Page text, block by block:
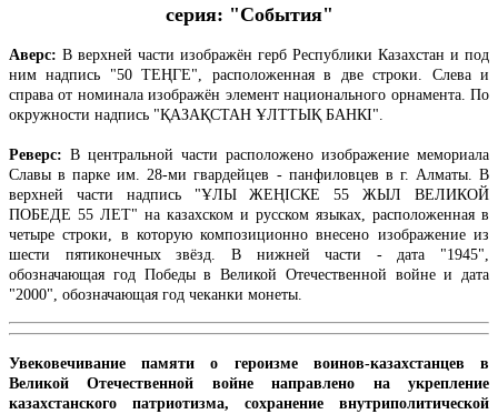
серия: "События"
Аверс: В верхней части изображён герб Республики Казахстан и под
ним надпись "50 ТЕҢГЕ", расположенная в две строки. Слева и
справа от номинала изображён элемент национального орнамента. По
окружности надпись "ҚАЗАҚСТАН ҰЛТТЫҚ БАНКІ".
Реверс: В центральной части расположено изображение мемориала
Славы в парке им. 28-ми гвардейцев - панфиловцев в г. Алматы. В
верхней части надпись "ҰЛЫ ЖЕҢІСКЕ 55 ЖЫЛ ВЕЛИКОЙ
ПОБЕДЕ 55 ЛЕТ" на казахском и русском языках, расположенная в
четыре строки, в которую композиционно внесено изображение из
шести пятиконечных звёзд. В нижней части - дата "1945",
обозначающая год Победы в Великой Отечественной войне и дата
"2000", обозначающая год чеканки монеты.
Увековечивание памяти о героизме воинов-казахстанцев в
Великой Отечественной войне направлено на укрепление
казахстанского патриотизма, сохранение внутриполитической